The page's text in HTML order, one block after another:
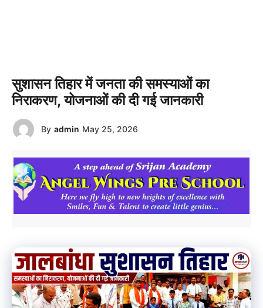
सुशासन तिहार में जनता की समस्याओं का
निराकरण, योजनाओं की दी गई जानकारी
By admin May 25, 2026